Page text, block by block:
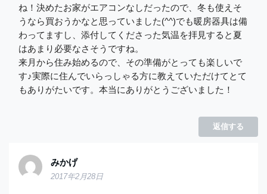
ね！決めたお家がエアコンなしだったので、冬も使えそ
うなら買おうかなと思っていました(^^)でも暖房器具は備
わってますし、添付してくださった気温を拝見すると夏
はあまり必要なさそうですね。
来月から住み始めるので、その準備がとっても楽しいで
す♪実際に住んでいらっしゃる方に教えていただけてとて
もありがたいです。本当にありがとうございました！
返信する
みかげ
2017年2月28日